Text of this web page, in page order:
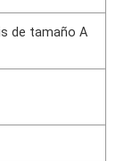
de tamaño A